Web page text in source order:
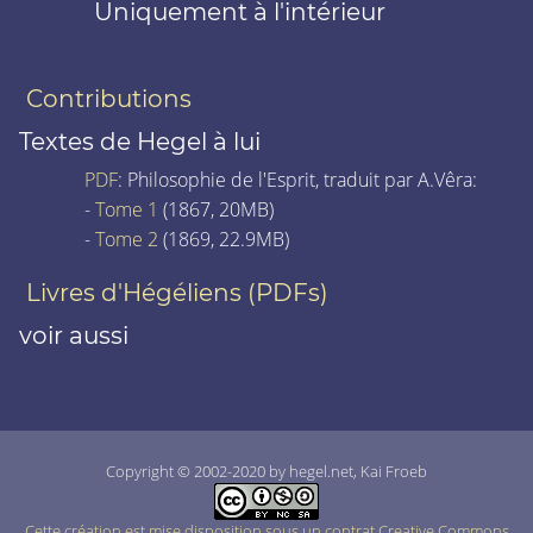
Uniquement à l'intérieur
Contributions
Textes de Hegel à lui
PDF: Philosophie de l'Esprit, traduit par A.Vêra:
-Tome 1 (1867, 20MB)
-Tome 2 (1869, 22.9MB)
Livres d'Hégéliens (PDFs)
voir aussi
Copyright © 2002-2020 by hegel.net, Kai Froeb